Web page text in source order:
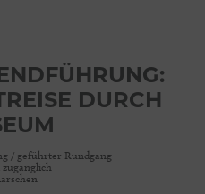
DURCH
/ geführter Rundgang